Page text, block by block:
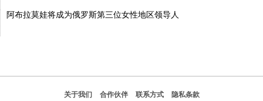
视听
阿布拉莫娃将成为俄罗斯第三位女性地区领导人
关于我们 合作伙伴 联系方式 隐私条款